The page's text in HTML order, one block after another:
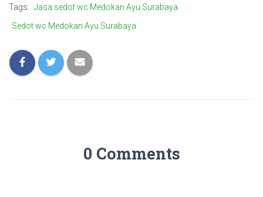
Tags: Jasa sedot wc Medokan Ayu Surabaya
Sedot wc Medokan Ayu Surabaya
0 Comments